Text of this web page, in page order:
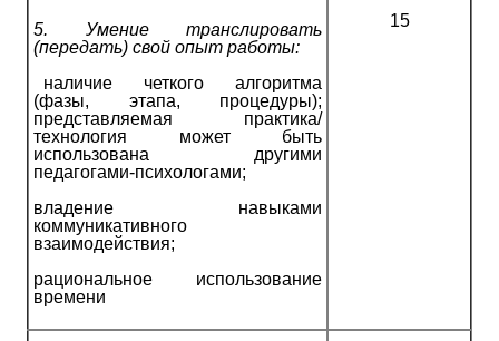
5. Умение транслировать
(передать) свой опыт работы:
наличие четкого алгоритма
(фазы, этапа, процедуры);
представляемая практика/
технология может быть
использована другими
педагогами-психологами;
владение навыками
коммуникативного
взаимодействия;
рациональное использование
времени
15